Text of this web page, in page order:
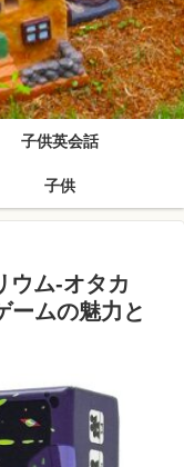
子供英会話
子供
ウム‐オタカ
ームの魅力と